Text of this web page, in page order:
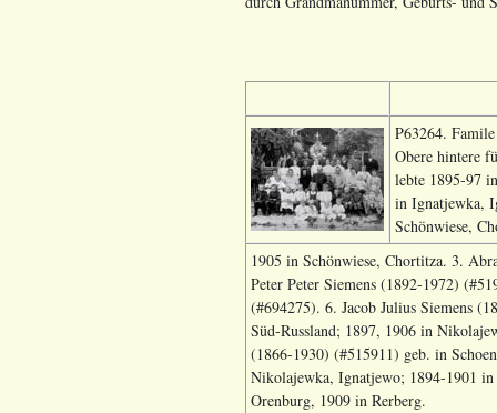
P63264.
Obere hintere
lebte 1895-97
in Ignatjewka,
Schönwiese,
1905 in Schönwiese, Chortitza. 3.
Peter Peter Siemens (1892-1972)
(#694275). 6. Jacob Julius Siemens
Süd-Russland; 1897, 1906 in
(1866-1930) (#515911) geb. in
Nikolajewka, Ignatjewo; 1894-1901
Orenburg, 1909 in Rerberg.